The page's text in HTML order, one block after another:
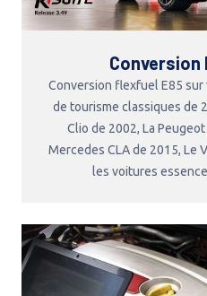
Conversion
Conversion flexfuel E85
de tourisme classiques de
Clio de 2002, La
Mercedes CLA de 2015, Le
les voitures